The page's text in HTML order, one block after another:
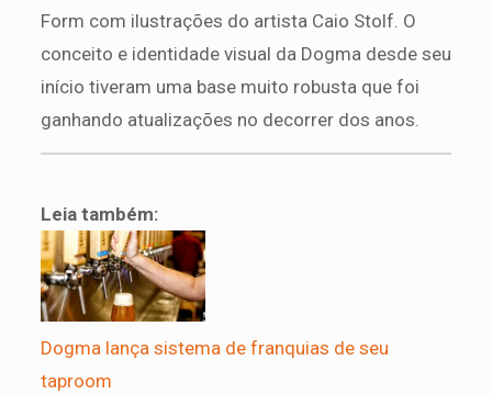
Form com ilustrações do artista Caio Stolf. O
conceito e identidade visual da Dogma desde seu
início tiveram uma base muito robusta que foi
ganhando atualizações no decorrer dos anos.
Leia também:
Dogma lança sistema de franquias de seu
taproom